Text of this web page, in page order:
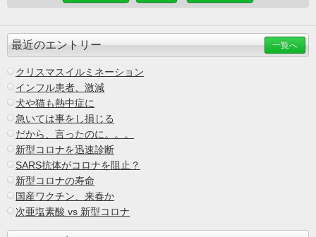
最近のエントリー 一覧へ
クリスマスイルミネーション
インフル患者、激減
犬や猫も熱中症に
急いては事をし損じる
だから、言ったのに。。。
新型コロナを迅速診断
SARS抗体がコロナを阻止？
新型コロナの寿命
国産ワクチン、来春か
次亜塩素酸 vs 新型コロナ